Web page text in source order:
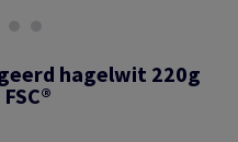
hagelwit 220g